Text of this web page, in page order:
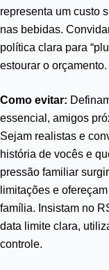
representa um custo
nas bebidas.
política clara para
estourar o orçamento.
Como evitar:
essencial, amigos
Sejam realistas e
história de vocês e
pressão familiar
limitações e
família. Insistam no
data limite clara,
controle.